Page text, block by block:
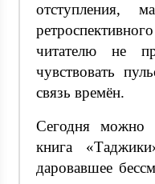
отступления,
читателю не
чувствовать
связь времён.
Сегодня можно
книга
даровавшее